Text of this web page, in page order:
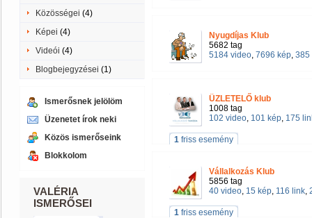
Közösségei (4)
Képei (4)
Videói (4)
Blogbejegyzései (1)
Ismerősnek jelölöm
Üzenetet írok neki
Közös ismerőseink
Blokkolom
VALÉRIA
ISMERŐSEI
Nyugdíjas Klub
5682 tag
5184 video, 7696 kép, 385
ÜZLETELŐ klub
1008 tag
102 video, 101 kép, 175
1 friss esemény
Vállalkozás Klub
5856 tag
40 video, 15 kép, 116 link,
1 friss esemény